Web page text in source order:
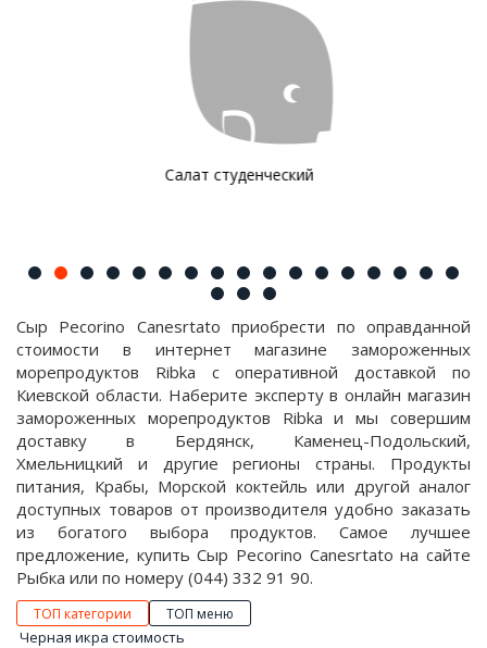
Соус De Cecco
Сыр Pecorino Canesrtato приобрести по оправданной
стоимости в интернет магазине замороженных
морепродуктов Ribka с оперативной доставкой по
Киевской области. Наберите эксперту в онлайн магазин
замороженных морепродуктов Ribka и мы совершим
доставку в Бердянск, Каменец-Подольский,
Хмельницкий и другие регионы страны. Продукты
питания, Крабы, Морской коктейль или другой аналог
доступных товаров от производителя удобно заказать
из богатого выбора продуктов. Самое лучшее
предложение, купить Сыр Pecorino Canesrtato на сайте
Рыбка или по номеру (044) 332 91 90.
ТОП категории ТОП меню
Черная икра стоимость